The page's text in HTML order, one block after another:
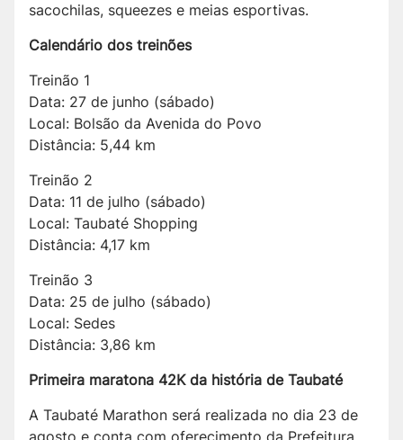
sacochilas, squeezes e meias esportivas.
Calendário dos treinões
Treinão 1
Data: 27 de junho (sábado)
Local: Bolsão da Avenida do Povo
Distância: 5,44 km
Treinão 2
Data: 11 de julho (sábado)
Local: Taubaté Shopping
Distância: 4,17 km
Treinão 3
Data: 25 de julho (sábado)
Local: Sedes
Distância: 3,86 km
Primeira maratona 42K da história de Taubaté
A Taubaté Marathon será realizada no dia 23 de